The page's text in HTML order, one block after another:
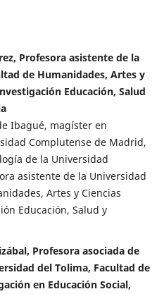
Profesora asistente de la
de Humanidades, Artes y
Educación, Salud
Ibagué, magíster en
Complutense de Madrid,
de la Universidad
asistente de la Universidad
Artes y Ciencias
Educación, Salud y
Profesora asociada de
del Tolima, Facultad de
en Educación Social,